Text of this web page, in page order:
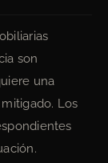
son
una
Los